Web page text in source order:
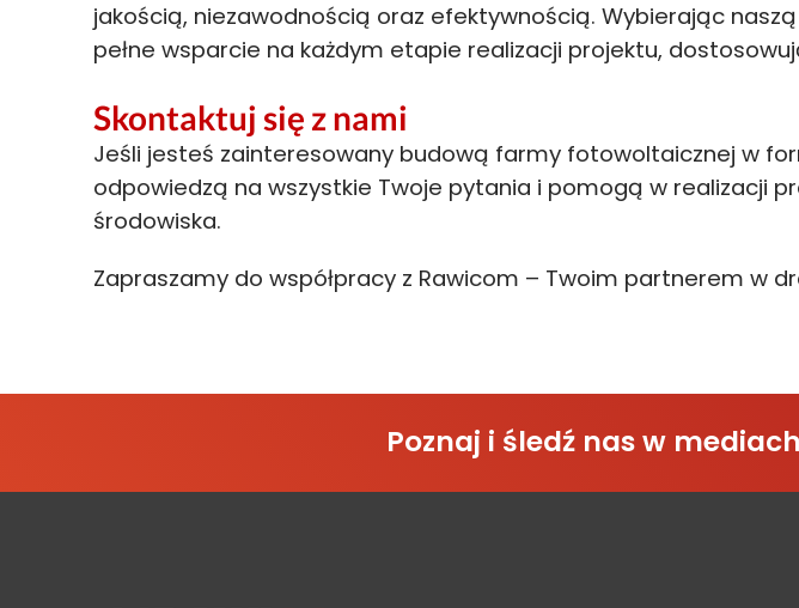
jakością, niezawodnością oraz efektywnością. Wybierając
pełne wsparcie na każdym etapie realizacji projektu,
Skontaktuj się z nami
Jeśli jesteś zainteresowany budową farmy fotowoltaicznej w
odpowiedzą na wszystkie Twoje pytania i pomogą w realizacji
środowiska.
Zapraszamy do współpracy z Rawicom – Twoim partnerem w
Poznaj i śledź nas w